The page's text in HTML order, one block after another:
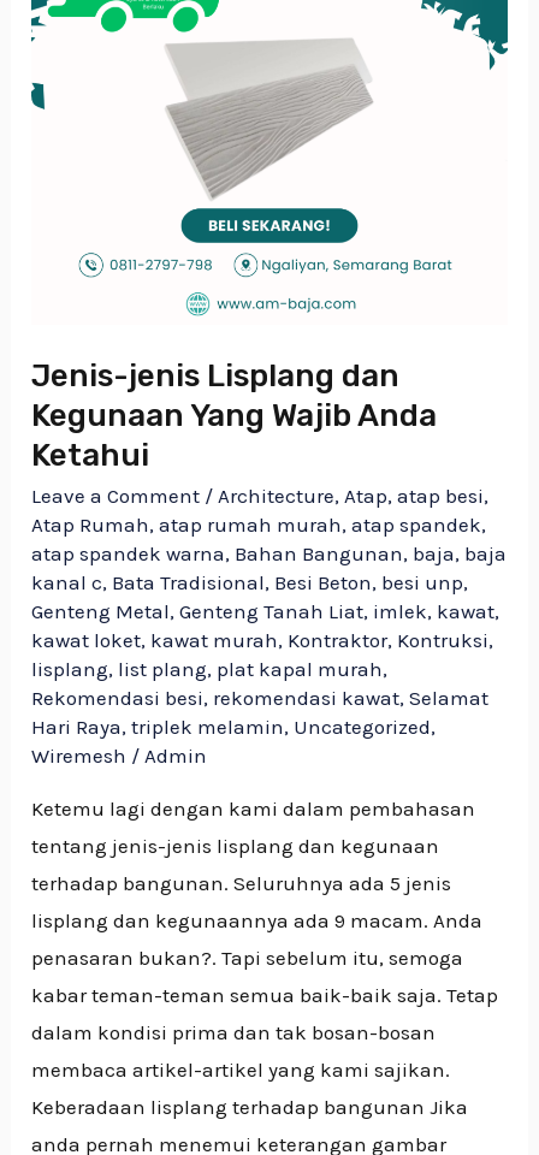
Jenis-jenis Lisplang dan
Kegunaan Yang Wajib Anda
Ketahui
Leave a Comment / Architecture, Atap,atap besi,
Atap Rumah,atap rumah murah,atap spandek,
atap spandek warna, Bahan Bangunan, baja, baja
kanal c, Bata Tradisional, Besi Beton, besi unp,
Genteng Metal,Genteng Tanah Liat, imlek, kawat,
kawat loket, kawat murah, Kontraktor, Kontruksi,
lisplang, list plang, plat kapal murah,
Rekomendasi besi, rekomendasi kawat,Selamat
Hari Raya,triplek melamin, Uncategorized,
Wiremesh / Admin
Ketemu lagi dengan kami dalam pembahasan
tentang jenis-jenis lisplang dan kegunaan
terhadap bangunan. Seluruhnya ada 5 jenis
lisplang dan kegunaannya ada 9 macam. Anda
penasaran bukan?. Tapi sebelum itu, semoga
kabar teman-teman semua baik-baik saja. Tetap
dalam kondisi prima dan tak bosan-bosan
membaca artikel-artikel yang kami sajikan.
Keberadaan lisplang terhadap bangunan Jika
anda pernah menemui keterangan gambar
Anda
Ketahui